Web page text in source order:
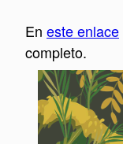
En este enlace
completo.